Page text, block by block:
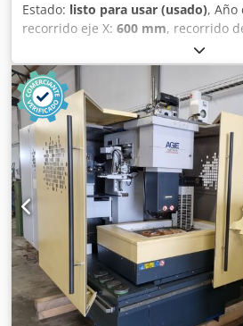
Estado: listo para usar (usado), Año
recorrido eje X: 600 mm, recorrido
,
máquina de electroerosión por
FORM 30 de 4 ejes se fabricó en
recorrido del eje X de 600 mm,
mm y recorrido del eje Z de 400 mm.
obtener capacidades de troquelado
considere la máquina AgieCharmilles
tenemos a la venta. Contacte con
detalles. Codpfx Ansy T R D Hegoha